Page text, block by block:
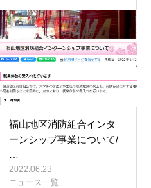
福山地区消防組合インタ
ーンシップ事業について/
2022.06.23
ニュース一覧